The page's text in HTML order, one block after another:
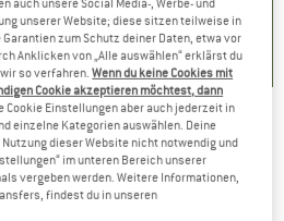
) 4.7(14)
Light - LED-Lampe
unserer Website; diese sitzen teilweise in
zum Schutz deiner Daten, etwa vor
Anklicken von „Alle auswählen“ erklärst du
so verfahren.Wenn du keine Cookies mit
Cookie akzeptieren möchtest, dann
Cookie Einstellungen aber auch jederzeit in
einzelne Kategorien auswählen. Deine
dieser Website nicht notwendig und
im unteren Bereich unserer
vergeben werden. Weitere Informationen,
findest du in unseren